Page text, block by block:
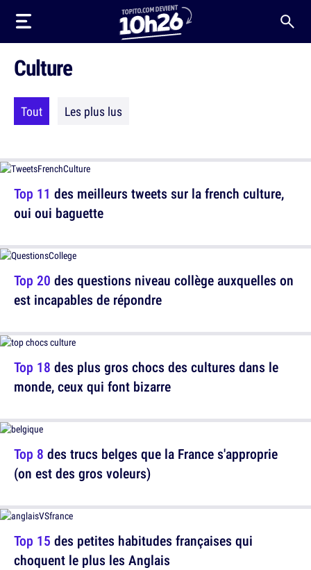
Culture
Tout Les plus lus
Top 11 des meilleurs tweets sur la french culture,
oui oui baguette
Top 20 des questions niveau collège auxquelles on
est incapables de répondre
Top 8 des trucs belges que la France s'approprie
(on est des gros voleurs)
Top 18 des plus gros chocs des cultures dans le
monde, ceux qui font bizarre
Top 15 des petites habitudes françaises qui
choquent le plus les Anglais